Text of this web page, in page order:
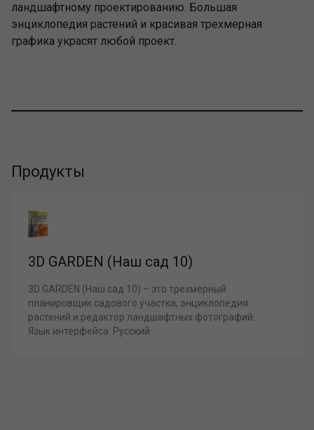
ландшафтному проектированию. Большая
энциклопедия растений и красивая трехмерная
графика украсят любой проект.
Продукты
3D GARDEN (Наш сад 10)
3D GARDEN (Наш сад 10) – это трехмерный
планировщик садового участка, энциклопедия
растений и редактор ландшафтных фотографий.
Язык интерфейса: Русский